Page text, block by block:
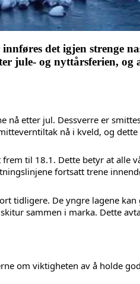
det igjen strenge
jule- og nyttårsferien, og
etter jul. Dessverre er
nå i kveld, og
til 18.1. Dette betyr at alle
fortsatt trene
tidligere. De yngre lagene
sammen i marka. Dette
om viktigheten av å holde